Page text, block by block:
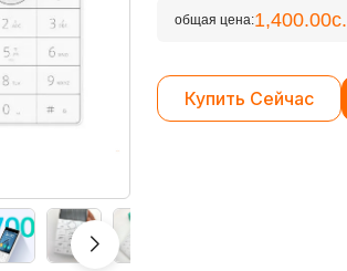
общая цена:1,400.00с.
Купить Сейчас